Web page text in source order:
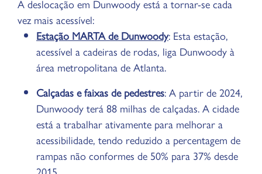
A deslocação em Dunwoody está a tornar-se cada
vez mais acessível:
Estação MARTA de Dunwoody: Esta estação,
acessível a cadeiras de rodas, liga Dunwoody à
área metropolitana de Atlanta.
Calçadas e faixas de pedestres: A partir de 2024,
Dunwoody terá 88 milhas de calçadas. A cidade
está a trabalhar ativamente para melhorar a
acessibilidade, tendo reduzido a percentagem de
rampas não conformes de 50% para 37% desde